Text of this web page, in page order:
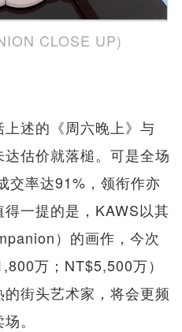
CLOSE UP)
述的《周六晚上》与
达估价就落槌。可是全场
交率达91%，领衔作亦
一提的是，KAWS以其
）的画作，今次
万；NT$5,500万）
街头艺术家，将会更频
。